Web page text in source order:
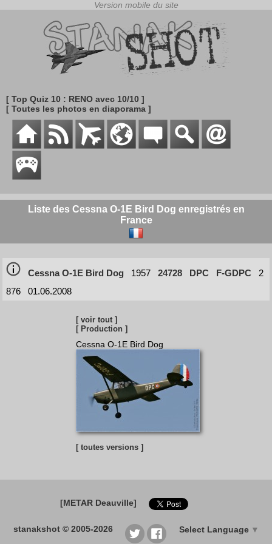
[ Top Quiz 10 : RENO avec 10/10 ]
[ Toutes les photos en diaporama ]
Liste des Cessna O-1E Bird Dog enregistrés en
France
Cessna O-1E Bird Dog 1957 24728 DPC F-GDPC
2
876
01.06.2008
[ voir tout ]
[ Production ]
Cessna O-1E Bird Dog
[ toutes versions ]
[METAR Deauville]
stanakshot © 2005-2026 Select Language ▼